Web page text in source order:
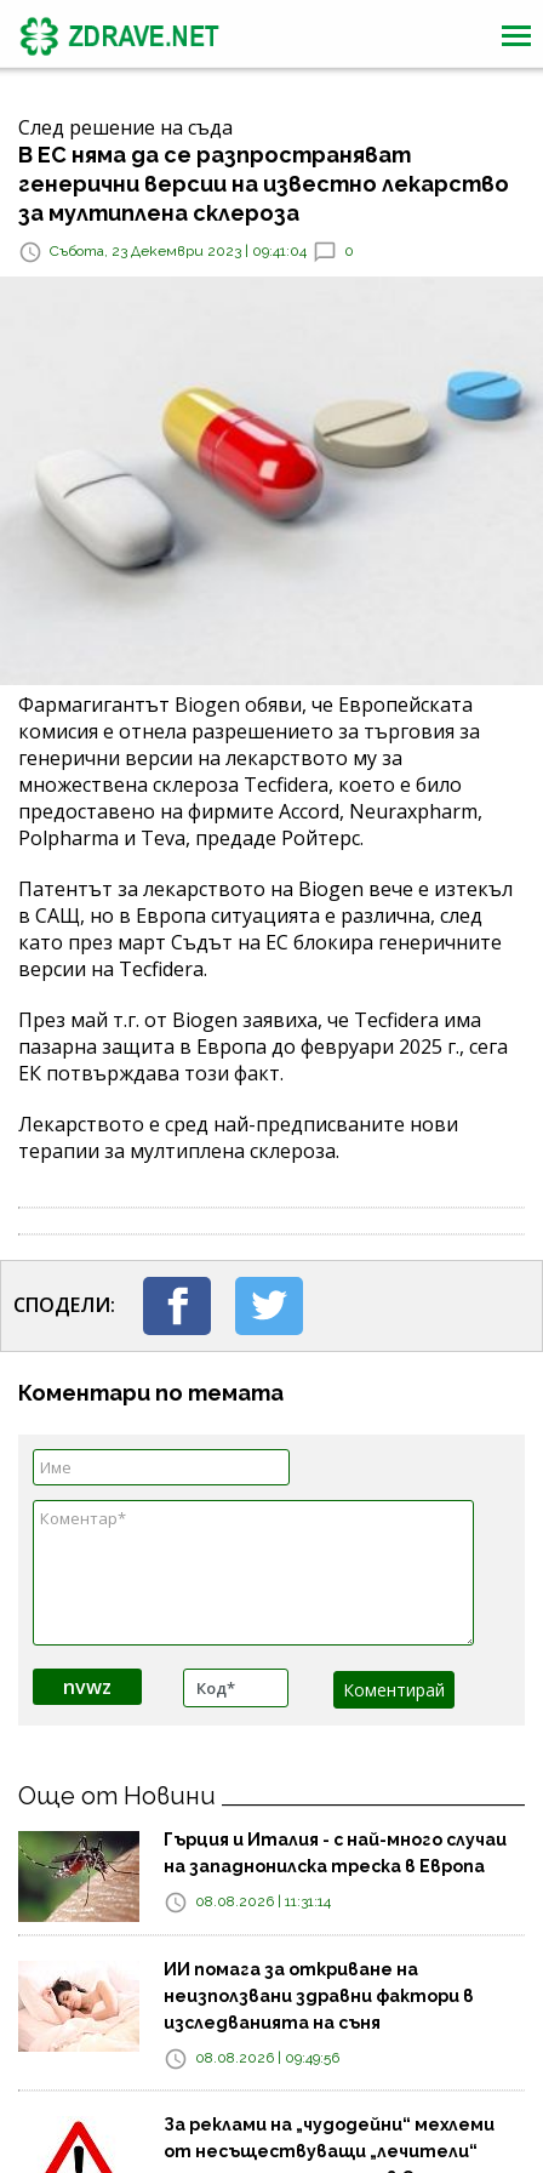
След решение на съда
В ЕС няма да се разпространяват
генерични версии на известно лекарство
за мултиплена склероза
Събота, 23 Декември 2023 | 09:41:04 0
Фармагигантът Biogen обяви, че Европейската
комисия е отнела разрешението за търговия за
генерични версии на лекарството му за
множествена склероза Tecfidera, което е било
предоставено на фирмите Accord, Neuraxpharm,
Polpharma и Teva, предаде Ройтерс.
Патентът за лекарството на Biogen вече е изтекъл
в САЩ, но в Европа ситуацията е различна, след
като през март Съдът на ЕС блокира генеричните
версии на Tecfidera.
През май т.г. от Biogen заявиха, че Tecfidera има
пазарна защита в Европа до февруари 2025 г., сега
ЕК потвърждава този факт.
Лекарството е сред най-предписваните нови
терапии за мултиплена склероза.
СПОДЕЛИ:
Коментари по темата
nvwz
Още от Новини
Гърция и Италия - с най-много случаи
на западнонилска треска в Европа
08.08.2026 | 11:31:14
ИИ помага за откриване на
неизползвани здравни фактори в
изследванията на съня
08.08.2026 | 09:49:56
За реклами на „чудодейни“ мехлеми
от несъществуващи „лечители“